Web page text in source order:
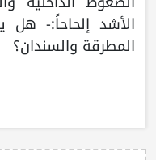
الأشد إلحاحاً:- هل
المطرقة والسندان؟